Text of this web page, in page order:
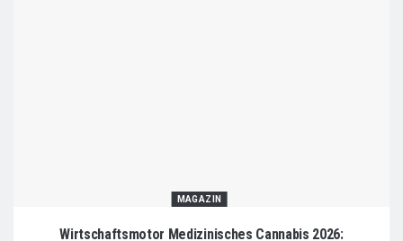
MAGAZIN
Wirtschaftsmotor Medizinisches Cannabis 2026: